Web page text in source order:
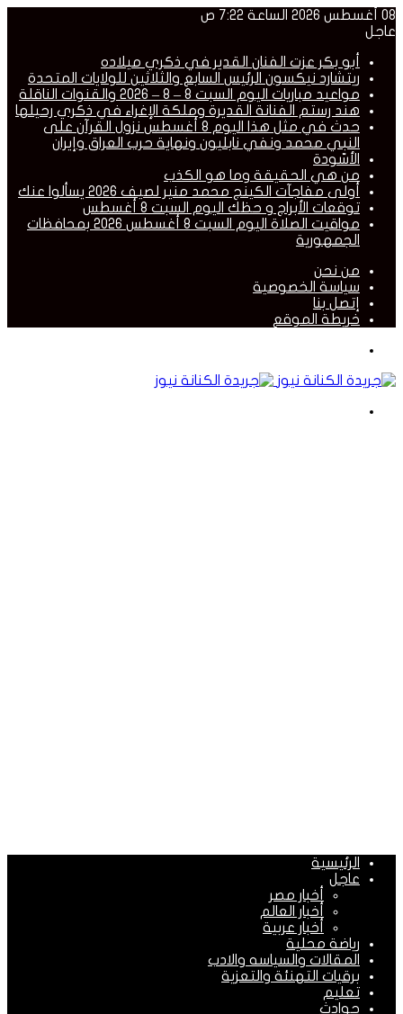
08 أغسطس 2026 الساعة 7:22 ص
عاجل
أبو بكر عزت الفنان القدير في ذكري ميلاده
ريتشارد نيكسون الرئيس السابع والثلاثين للولايات المتحدة
مواعيد مباريات اليوم السبت 8 – 8 – 2026 والقنوات الناقلة
هند رستم الفنانة القديرة وملكة الإغراء في ذكري رحيلها
حدث في مثل هذا اليوم 8 أغسطس نزول القرآن على
النبي محمد ونفي نابليون ونهاية حرب العراق وإيران
الأسّودة
من هي الحقيقة وما هو الكذب
أولى مفاجآت الكينج محمد منير لصيف 2026 يسألوا عنك
توقعات الأبراج و حظك اليوم السبت 8 أغسطس
مواقيت الصلاة اليوم السبت 8 أغسطس 2026 بمحافظات
الجمهورية
من نحن
سياسة الخصوصية
إتصل بنا
خريطة الموقع
الرئيسية
عاجل
أخبار مصر
أخبار العالم
أخبار عربية
رياضة محلية
المقالات والسياسه والادب
برقيات التهنئة والتعزية
تعليم
حوادث